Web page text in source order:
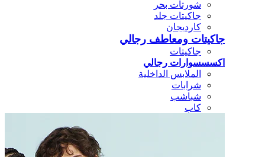
شورتات بحر
جاكيتات جلد
كارديجان
جاكيتات ومعاطف رجالي
جاكيتات
اكسسسوارات رجالي
الملابس الداخلية
شرابات
شباشب
كاب